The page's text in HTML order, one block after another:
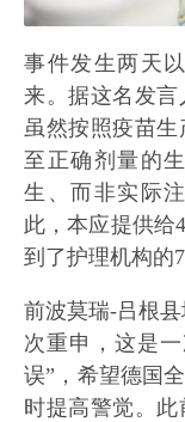
事件发生两天
来。据这名发
虽然按照疫苗
至正确剂量的
生、而非实际
此，本应提供给
到了护理机构的
前波莫瑞-吕根
次重申，这是
误”，希望德国
时提高警觉。